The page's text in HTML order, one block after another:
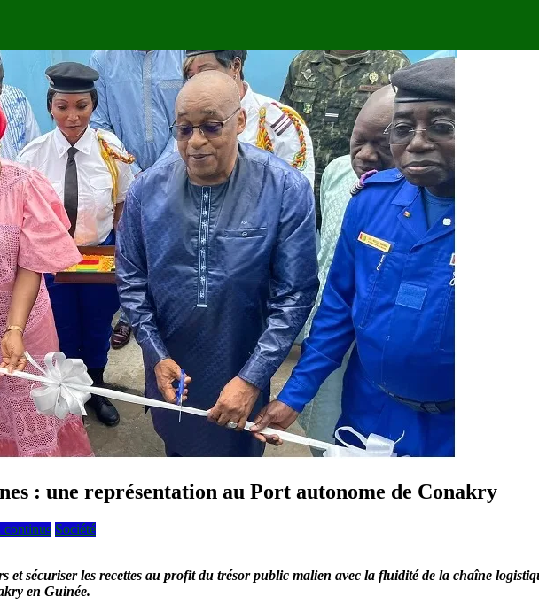
: une représentation au Port autonome de Conakry
continus Société
et sécuriser les recettes au profit du trésor public malien avec la fluidité de la chaîne
en Guinée.